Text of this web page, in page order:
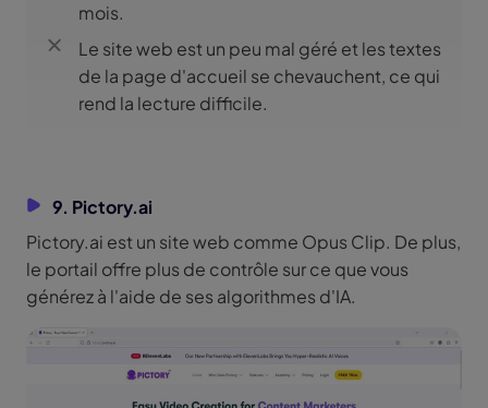
mois.
Le site web est un peu mal géré et les textes
de la page d'accueil se chevauchent, ce qui
rend la lecture difficile.
9. Pictory.ai
Pictory.ai est un site web comme Opus Clip. De plus,
le portail offre plus de contrôle sur ce que vous
générez à l'aide de ses algorithmes d'IA.